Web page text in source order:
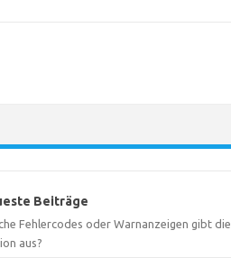
Beiträge
Fehlercodes oder Warnanzeigen gibt die
aus?